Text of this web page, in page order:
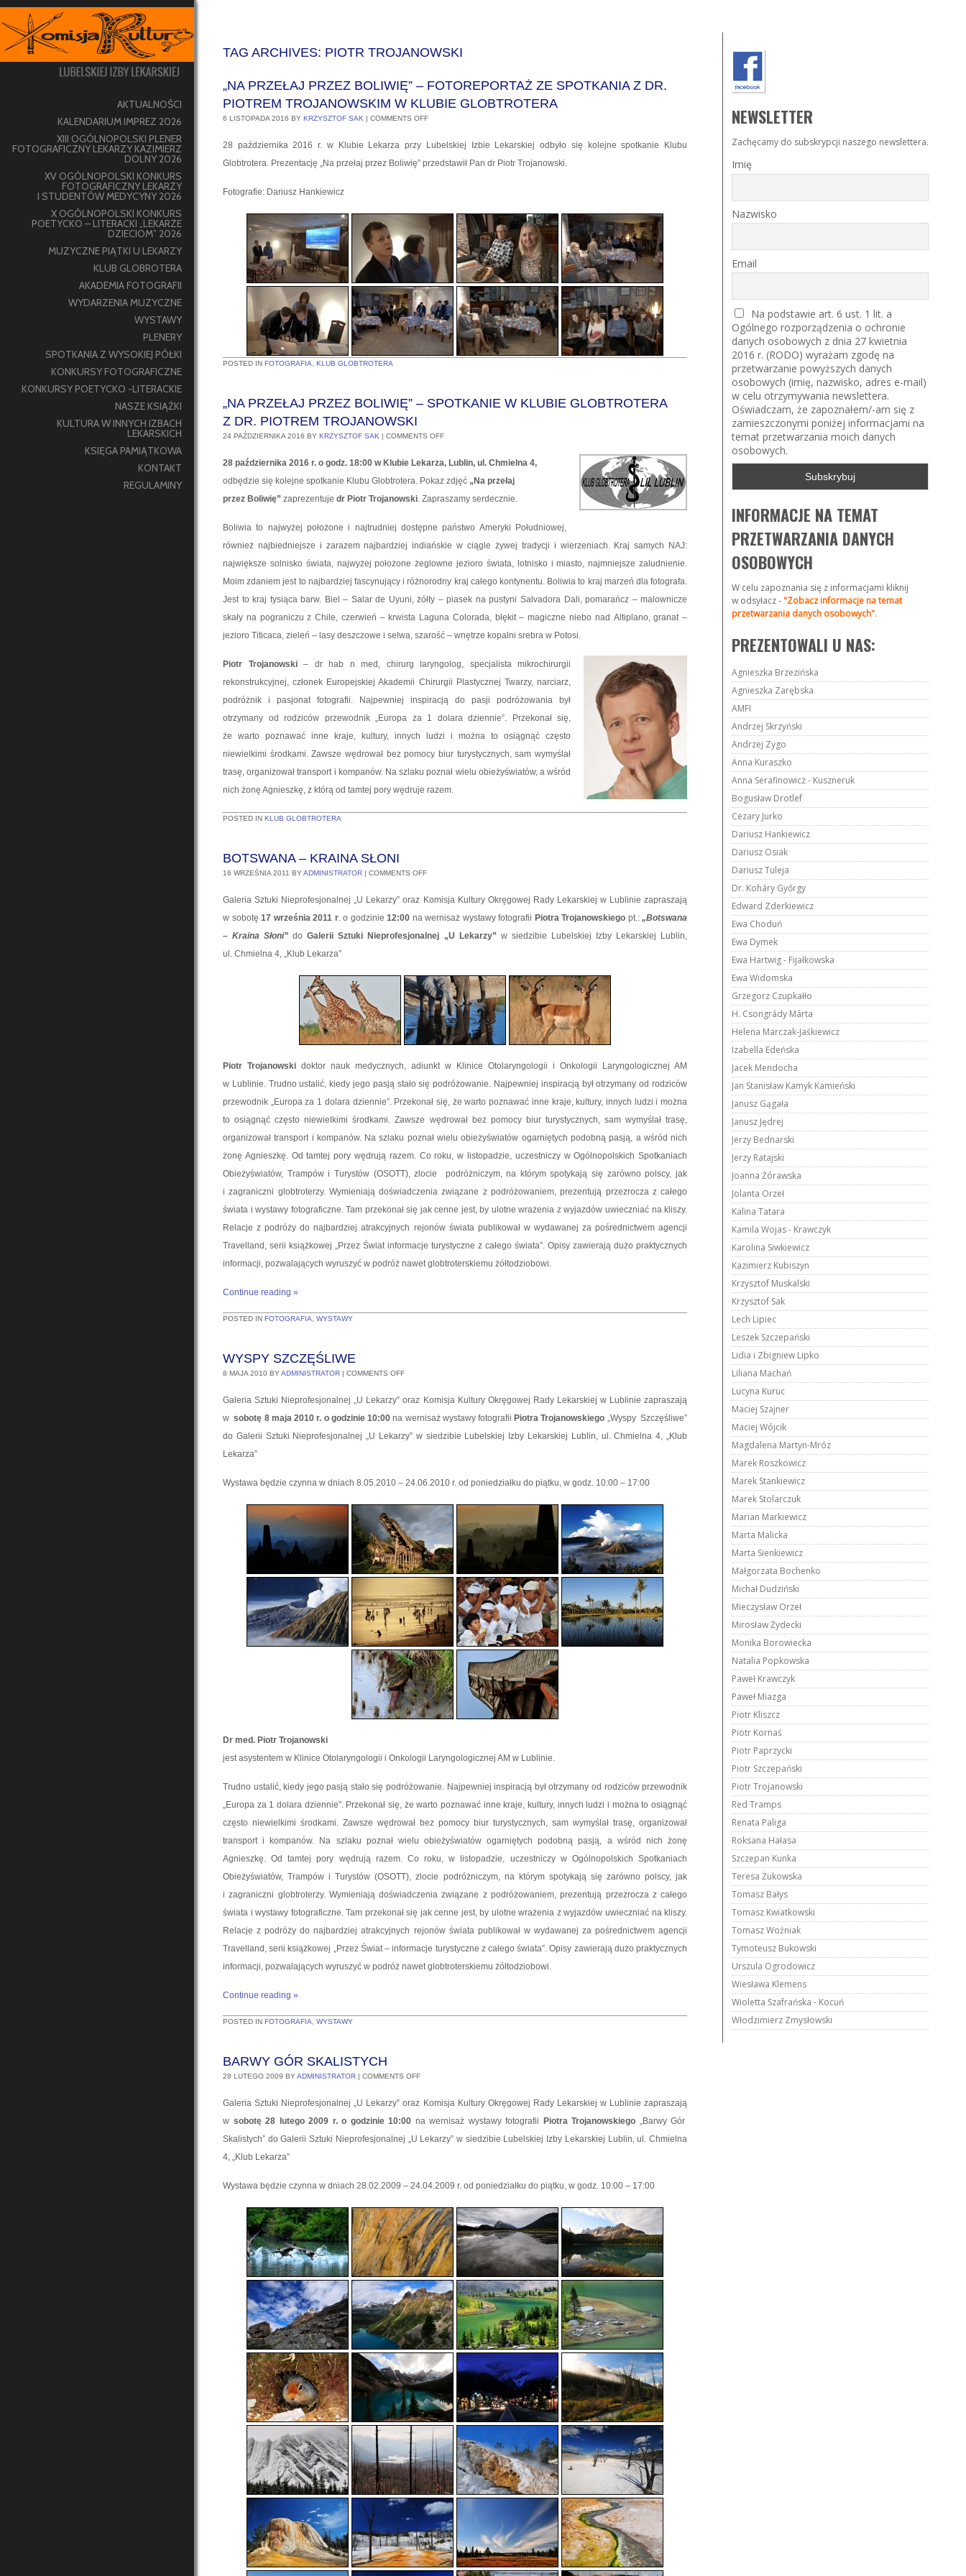
AKTUALNOŚCI
KALENDARIUM IMPREZ 2026
XIII OGÓLNOPOLSKI PLENER
FOTOGRAFICZNY LEKARZY KAZIMIERZ
DOLNY 2026
XV OGÓLNOPOLSKI KONKURS
FOTOGRAFICZNY LEKARZY
I STUDENTÓW MEDYCYNY 2026
X OGÓLNOPOLSKI KONKURS
POETYCKO – LITERACKI „LEKARZE
DZIECIOM” 2026
MUZYCZNE PIĄTKI U LEKARZY
KLUB GLOBROTERA
AKADEMIA FOTOGRAFII
WYDARZENIA MUZYCZNE
WYSTAWY
PLENERY
SPOTKANIA Z WYSOKIEJ PÓŁKI
KONKURSY FOTOGRAFICZNE
KONKURSY POETYCKO -LITERACKIE
NASZE KSIĄŻKI
KULTURA W INNYCH IZBACH
LEKARSKICH
KSIĘGA PAMIĄTKOWA
KONTAKT
REGULAMINY
TAG ARCHIVES: PIOTR TROJANOWSKI
„NA PRZEŁAJ PRZEZ BOLIWIĘ” – FOTOREPORTAŻ ZE SPOTKANIA Z DR.
PIOTREM TROJANOWSKIM W KLUBIE GLOBTROTERA
6 LISTOPADA 2016 BY KRZYSZTOF SAK | COMMENTS OFF
28 października 2016 r. w Klubie Lekarza przy Lubelskiej Izbie Lekarskiej odbyło się kolejne spotkanie Klubu
Globtrotera. Prezentację „Na przełaj przez Boliwię” przedstawił Pan dr Piotr Trojanowski.
Fotografie: Dariusz Hankiewicz
POSTED IN FOTOGRAFIA KLUB GLOBTROTERA
„NA PRZEŁAJ PRZEZ BOLIWIĘ” – SPOTKANIE W KLUBIE GLOBTROTERA
Z DR. PIOTREM TROJANOWSKI
24 PAŹDZIERNIKA 2016 BY KRZYSZTOF SAK | COMMENTS OFF
28 października 2016 r. o godz. 18:00 w Klubie Lekarza, Lublin, ul. Chmielna 4,
odbędzie się kolejne spotkanie Klubu Globtrotera. Pokaz zdjęć „Na przełaj
przez Boliwię” zaprezentuje dr Piotr Trojanowski. Zapraszamy serdecznie.
Boliwia to najwyżej położone i najtrudniej dostępne państwo Ameryki Południowej,
również najbiedniejsze i zarazem najbardziej indiańskie w ciągle żywej tradycji i wierzeniach. Kraj samych NAJ:
największe solnisko świata, najwyżej położone żeglowne jezioro świata, lotnisko i miasto, najmniejsze zaludnienie.
Moim zdaniem jest to najbardziej fascynujący i różnorodny kraj całego kontynentu. Boliwia to kraj marzeń dla fotografa.
Jest to kraj tysiąca barw. Biel – Salar de Uyuni, żółty – piasek na pustyni Salvadora Dali, pomarańcz – malownicze
skały na pograniczu z Chile, czerwień – krwista Laguna Colorada, błękit – magiczne niebo nad Altiplano, granat –
jezioro Titicaca, zieleń – lasy deszczowe i selwa, szarość – wnętrze kopalni srebra w Potosi.
Piotr Trojanowski– dr hab n med, chirurg laryngolog, specjalista mikrochirurgii
rekonstrukcyjnej, członek Europejskiej Akademii Chirurgii Plastycznej Twarzy, narciarz,
podróżnik i pasjonat fotografii. Najpewniej inspiracją do pasji podróżowania był
otrzymany od rodziców przewodnik „Europa za 1 dolara dziennie”. Przekonał się,
że warto poznawać inne kraje, kultury, innych ludzi i można to osiągnąć często
niewielkimi środkami. Zawsze wędrował bez pomocy biur turystycznych, sam wymyślał
trasę, organizował transport i kompanów. Na szlaku poznał wielu obieżyświatów, a wśród
nich żonę Agnieszkę, z którą od tamtej pory wędruje razem.
POSTED IN KLUB GLOBTROTERA
BOTSWANA – KRAINA SŁONI
16 WRZEŚNIA 2011 BYADMINISTRATOR | COMMENTS OFF
Galeria Sztuki Nieprofesjonalnej „U Lekarzy” oraz Komisja Kultury Okręgowej Rady Lekarskiej w Lublinie zapraszają
w sobotę 17 września 2011 r. o godzinie12:00 na wernisaż wystawy fotografii Piotra Trojanowskiego pt.:„Botswana
– Kraina Słoni” doGalerii Sztuki Nieprofesjonalnej „U Lekarzy” w siedzibie Lubelskiej Izby Lekarskiej Lublin,
ul. Chmielna 4, „Klub Lekarza”
Piotr Trojanowski doktor nauk medycznych, adiunkt w Klinice Otolaryngologii i Onkologii Laryngologicznej AM
w Lublinie. Trudno ustalić, kiedy jego pasją stało się podróżowanie. Najpewniej inspiracją był otrzymany od rodziców
przewodnik „Europa za 1 dolara dziennie”. Przekonał się, że warto poznawać inne kraje, kultury, innych ludzi i można
to osiągnąć często niewielkimi środkami. Zawsze wędrował bez pomocy biur turystycznych, sam wymyślał trasę,
organizował transport i kompanów. Na szlaku poznał wielu obieżyświatów ogarniętych podobną pasją, a wśród nich
żonę Agnieszkę. Od tamtej pory wędrują razem. Co roku, w listopadzie, uczestniczy w Ogólnopolskich Spotkaniach
Obieżyświatów, Trampów i Turystów (OSOTT), zlocie podróżniczym, na którym spotykają się zarówno polscy, jak
i zagraniczni globtroterzy. Wymieniają doświadczenia związane z podróżowaniem, prezentują przezrocza z całego
świata i wystawy fotograficzne. Tam przekonał się jak cenne jest, by ulotne wrażenia z wyjazdów uwieczniać na kliszy.
Relacje z podróży do najbardziej atrakcyjnych rejonów świata publikował w wydawanej za pośrednictwem agencji
Travelland, serii książkowej „Przez Świat informacje turystyczne z całego świata”. Opisy zawierają dużo praktycznych
informacji, pozwalających wyruszyć w podróż nawet globtroterskiemu żółtodziobowi.
Continue reading »
POSTED IN FOTOGRAFIA WYSTAWY
WYSPY SZCZĘŚLIWE
8 MAJA 2010 BYADMINISTRATOR | COMMENTS OFF
Galeria Sztuki Nieprofesjonalnej „U Lekarzy” oraz Komisja Kultury Okręgowej Rady Lekarskiej w Lublinie zapraszają
wsobotę 8 maja 2010 r. o godzinie 10:00 na wernisaż wystawy fotografii Piotra Trojanowskiego „Wyspy Szczęśliwe”
do Galerii Sztuki Nieprofesjonalnej „U Lekarzy” w siedzibie Lubelskiej Izby Lekarskiej Lublin, ul. Chmielna 4, „Klub
Lekarza”
Wystawa będzie czynna w dniach 8.05.2010 – 24.06.2010 r. od poniedziałku do piątku, w godz. 10:00 – 17:00
Dr med. Piotr Trojanowski
jest asystentem w Klinice Otolaryngologii i Onkologii Laryngologicznej AM w Lublinie.
Trudno ustalić, kiedy jego pasją stało się podróżowanie. Najpewniej inspiracją był otrzymany od rodziców przewodnik
„Europa za 1 dolara dziennie”. Przekonał się, że warto poznawać inne kraje, kultury, innych ludzi i można to osiągnąć
często niewielkimi środkami. Zawsze wędrował bez pomocy biur turystycznych, sam wymyślał trasę, organizował
transport i kompanów. Na szlaku poznał wielu obieżyświatów ogarniętych podobną pasją, a wśród nich żonę
Agnieszkę. Od tamtej pory wędrują razem. Co roku, w listopadzie, uczestniczy w Ogólnopolskich Spotkaniach
Obieżyświatów, Trampów i Turystów (OSOTT), zlocie podróżniczym, na którym spotykają się zarówno polscy, jak
i zagraniczni globtroterzy. Wymieniają doświadczenia związane z podróżowaniem, prezentują przezrocza z całego
świata i wystawy fotograficzne. Tam przekonał się jak cenne jest, by ulotne wrażenia z wyjazdów uwieczniać na kliszy.
Relacje z podróży do najbardziej atrakcyjnych rejonów świata publikował w wydawanej za pośrednictwem agencji
Travelland, serii książkowej „Przez Świat – informacje turystyczne z całego świata”. Opisy zawierają dużo praktycznych
informacji, pozwalających wyruszyć w podróż nawet globtroterskiemu żółtodziobowi.
Continue reading »
POSTED IN FOTOGRAFIA WYSTAWY
BARWY GÓR SKALISTYCH
28 LUTEGO 2009 BYADMINISTRATOR | COMMENTS OFF
Galeria Sztuki Nieprofesjonalnej „U Lekarzy” oraz Komisja Kultury Okręgowej Rady Lekarskiej w Lublinie zapraszają
w sobotę 28 lutego 2009 r. o godzinie 10:00 na wernisaż wystawy fotografii Piotra Trojanowskiego „Barwy Gór
Skalistych” do Galerii Sztuki Nieprofesjonalnej „U Lekarzy” w siedzibie Lubelskiej Izby Lekarskiej Lublin, ul. Chmielna
4, „Klub Lekarza”
Wystawa będzie czynna w dniach 28.02.2009 – 24.04.2009 r. od poniedziałku do piątku, w godz. 10:00 – 17:00
NEWSLETTER
Zachęcamy do subskrypcji naszego newslettera.
Imię
Nazwisko
Email
Na podstawie art. 6 ust. 1 lit. a
Ogólnego rozporządzenia o ochronie
danych osobowych z dnia 27 kwietnia
2016 r. (RODO) wyrażam zgodę na
przetwarzanie powyższych danych
osobowych (imię, nazwisko, adres e-mail)
w celu otrzymywania newslettera.
Oświadczam, że zapoznałem/-am się z
zamieszczonymi poniżej informacjami na
temat przetwarzania moich danych
osobowych.
INFORMACJE NA TEMAT
PRZETWARZANIA DANYCH
OSOBOWYCH
W celu zapoznania się z informacjami kliknij
w odsyłacz -"Zobacz informacje na temat
przetwarzania danych osobowych".
PREZENTOWALI U NAS:
Agnieszka Brzezińska
Agnieszka Zarębska
AMFI
Andrzej Skrzyński
Andrzej Zygo
Anna Kuraszko
Anna Serafinowicz - Kuszneruk
Bogusław Drotlef
Cezary Jurko
Dariusz Hankiewicz
Dariusz Osiak
Dariusz Tuleja
Dr. Koháry Győrgy
Edward Zderkiewicz
Ewa Choduń
Ewa Dymek
Ewa Hartwig - Fijałkowska
Ewa Widomska
Grzegorz Czupkałło
H. Csongrády Márta
Helena Marczak-Jaśkiewicz
Izabella Edeńska
Jacek Mendocha
Jan Stanisław Kamyk Kamieński
Janusz Gągała
Janusz Jędrej
Jerzy Bednarski
Jerzy Ratajski
Joanna Żórawska
Jolanta Orzeł
Kalina Tatara
Kamila Wojas - Krawczyk
Karolina Siwkiewicz
Kazimierz Kubiszyn
Krzysztof Muskalski
Krzysztof Sak
Lech Lipiec
Leszek Szczepański
Lidia i Zbigniew Lipko
Liliana Machań
Lucyna Kuruc
Maciej Szajner
Maciej Wójcik
Magdalena Martyn-Mróz
Marek Roszkowicz
Marek Stankiewicz
Marek Stolarczuk
Marian Markiewicz
Marta Malicka
Marta Sienkiewicz
Małgorzata Bochenko
Michał Dudziński
Mieczysław Orzeł
Mirosław Żydecki
Monika Borowiecka
Natalia Popkowska
Paweł Krawczyk
Paweł Miazga
Piotr Kliszcz
Piotr Kornaś
Piotr Paprzycki
Piotr Szczepański
Piotr Trojanowski
Red Tramps
Renata Paliga
Roksana Hałasa
Szczepan Kunka
Teresa Żukowska
Tomasz Bałys
Tomasz Kwiatkowski
Tomasz Woźniak
Tymoteusz Bukowski
Urszula Ogrodowicz
Wiesława Klemens
Wioletta Szafrańska - Kocuń
Włodzimierz Zmysłowski